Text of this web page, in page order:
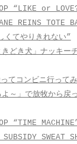
“LIKE or
REINS TOTE
くてやりきれない”
きどき犬」ナッキー
てコンビニ行ってみ
よ～」で放牧から戻
“TIME
SWEAT